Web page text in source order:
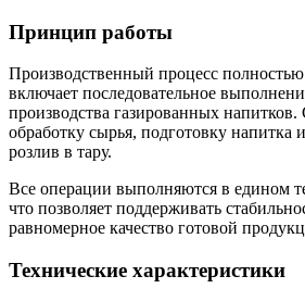
Принцип работы
Производственный процесс
включает последовательное
производства газированных напитков.
обработку сырья, подготовку напитка
розлив в тару.
Все операции выполняются в едином
что позволяет поддерживать
равномерное качество готовой
Технические характеристики